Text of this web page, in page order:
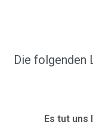
Die folgenden
Es tut uns